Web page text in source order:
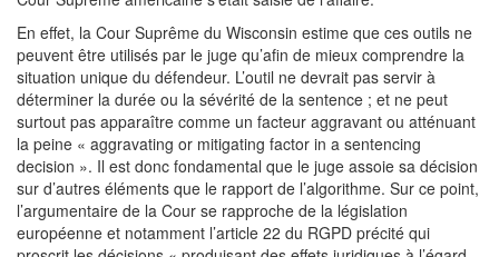
En effet, la Cour Suprême du Wisconsin estime que ces outils ne
peuvent être utilisés par le juge qu’afin de mieux comprendre la
situation unique du défendeur. L’outil ne devrait pas servir à
déterminer la durée ou la sévérité de la sentence ; et ne peut
surtout pas apparaître comme un facteur aggravant ou atténuant
la peine « aggravating or mitigating factor in a sentencing
decision ». Il est donc fondamental que le juge assoie sa décision
sur d’autres éléments que le rapport de l’algorithme. Sur ce point,
l’argumentaire de la Cour se rapproche de la législation
européenne et notamment l’article 22 du RGPD précité qui